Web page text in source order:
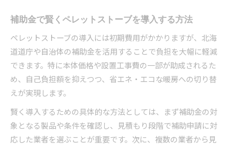
補助金で賢くペレットストーブを導入する方法
ペレットストーブの導入には初期費用がかかりますが、北海
道道庁や自治体の補助金を活用することで負担を大幅に軽減
できます。特に本体価格や設置工事費の一部が助成されるた
め、自己負担額を抑えつつ、省エネ・エコな暖房への切り替
えが実現します。
賢く導入するための具体的な方法としては、まず補助金の対
象となる製品や条件を確認し、見積もり段階で補助申請に対
応した業者を選ぶことが重要です。次に、複数の業者から見